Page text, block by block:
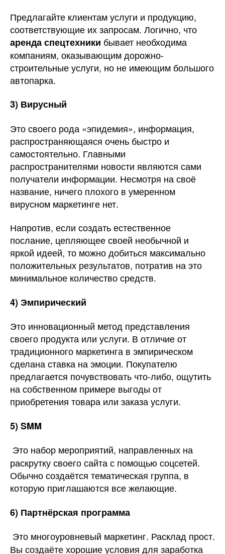
Предлагайте клиентам услуги и продукцию,
соответствующие их запросам. Логично, что
аренда спецтехники бывает необходима
компаниям, оказывающим дорожно-
строительные услуги, но не имеющим большого
автопарка.
3) Вирусный
Это своего рода «эпидемия», информация,
распространяющаяся очень быстро и
самостоятельно. Главными
распространителями новости являются сами
получатели информации. Несмотря на своё
название, ничего плохого в умеренном
вирусном маркетинге нет.
Напротив, если создать естественное
послание, цепляющее своей необычной и
яркой идеей, то можно добиться максимально
положительных результатов, потратив на это
минимальное количество средств.
4) Эмпирический
Это инновационный метод представления
своего продукта или услуги. В отличие от
традиционного маркетинга в эмпирическом
сделана ставка на эмоции. Покупателю
предлагается почувствовать что-либо, ощутить
на собственном примере выгоды от
приобретения товара или заказа услуги.
5)SMM
Это набор мероприятий, направленных на
раскрутку своего сайта с помощью соцсетей.
Обычно создаётся тематическая группа, в
которую приглашаются все желающие.
6) Партнёрская программа
Это многоуровневый маркетинг. Расклад прост.
Вы создаёте хорошие условия для заработка